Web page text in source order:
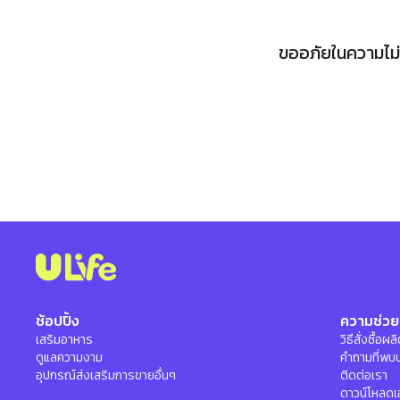
ขออภัยในความ
ช้อปปิ้ง
เสริมอาหาร
ดูแลความงาม
อุปกรณ์ส่งเสริมการขายอื่นๆ
ความช่ว
วิธีสั่งซื้อผ
คำถามที่พบ
ติดต่อเรา
ดาวน์โหลด